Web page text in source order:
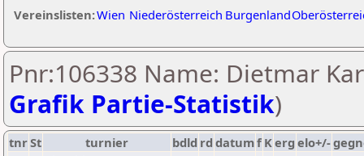
Vereinslisten:Wien Niederösterreich Burgenland
Pnr:106338 Name: Dietmar
Grafik Partie-Statistik)
tnrSt turnier bdld rd datumf Kerg elo+/-